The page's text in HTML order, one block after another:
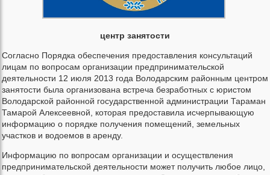
центр занятости
Согласно Порядка обеспечения предоставления консультаций
лицам по вопросам организации предпринимательской
деятельности 12 июля 2013 года Володарским районным центром
занятости была организована встреча безработных с юристом
Володарской районной государственной администрации Тараман
Тамарой Алексеевной, которая предоставила исчерпывающую
информацию о порядке получения помещений, земельных
участков и водоемов в аренду.
Информацию по вопросам организации и осуществления
предпринимательской деятельности может получить любое лицо,